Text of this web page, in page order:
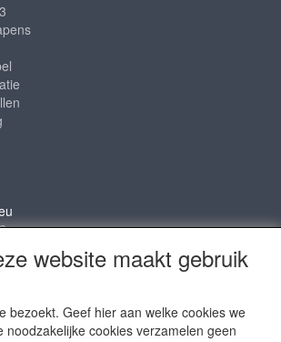
website maakt gebruik
bezoekt. Geef hier aan welke cookies we
noodzakelijke cookies verzamelen geen